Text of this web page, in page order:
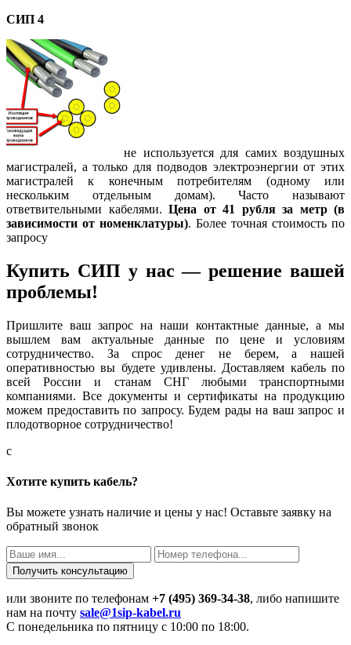
СИП 4
не используется для самих воздушных
магистралей, а только для подводов электроэнергии от этих
магистралей к конечным потребителям (одному или
нескольким отдельным домам). Часто называют
ответвительными кабелями. Цена от 41 рубля за метр (в
зависимости от номенклатуры). Более точная стоимость по
запросу
Купить СИП у нас — решение вашей
проблемы!
Пришлите ваш запрос на наши контактные данные, а мы
вышлем вам актуальные данные по цене и условиям
сотрудничество. За спрос денег не берем, а нашей
оперативностью вы будете удивлены. Доставляем кабель по
всей России и станам СНГ любыми транспортными
компаниями. Все документы и сертификаты на продукцию
можем предоставить по запросу. Будем рады на ваш запрос и
плодотворное сотрудничество!
с
Хотите купить кабель?
Вы можете узнать наличие и цены у нас! Оставьте заявку на
обратный звонок
или звоните по телефонам +7 (495) 369-34-38, либо напишите
нам на почту sale@1sip-kabel.ru
C понедельника по пятницу с 10:00 по 18:00.